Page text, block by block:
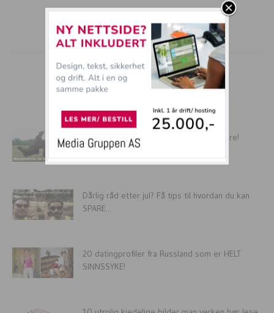
mer tullball
IKKE kødd med russere! Sånn er det bare!
Dårlig råd etter jul? Få tips til hvordan du kan
SPARE...
20 datingprofiler fra Russland som er HELT
SINNSSYKE!